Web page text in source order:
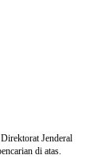
Jenderal
di atas.